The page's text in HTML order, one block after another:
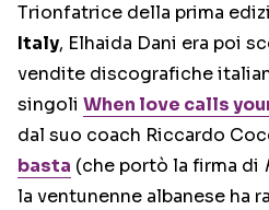
Trionfatrice della prima
Italy, Elhaida Dani era poi
vendite discografiche
singoli When love calls
dal suo coach Riccardo
basta (che portò la firma di
la ventunenne albanese ha